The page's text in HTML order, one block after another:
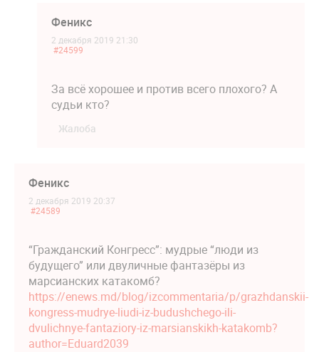
Феникс
2 декабря 2019 21:30
#24599
За всё хорошее и против всего плохого? А
судьи кто?
Жалоба
Феникс
2 декабря 2019 20:37
#24589
“Гражданский Конгресс”: мудрые “люди из
будущего” или двуличные фантазёры из
марсианских катакомб?
https://enews.md/blog/izcommentaria/p/grazhdanskii-
kongress-mudrye-liudi-iz-budushchego-ili-
dvulichnye-fantaziory-iz-marsianskikh-katakomb?
author=Eduard2039